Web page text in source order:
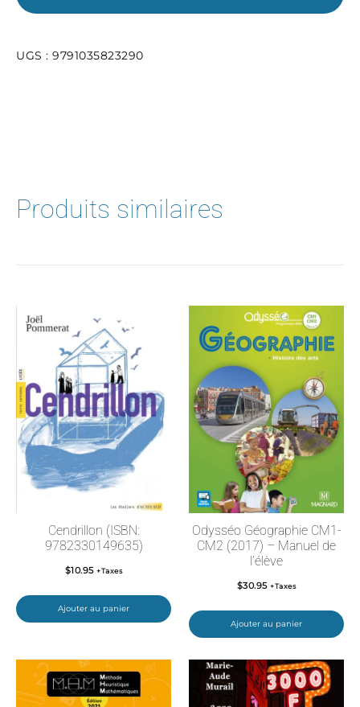
UGS : 9791035823290
Produits similaires
Cendrillon (ISBN:
9782330149635)
$10.95 +Taxes
Ajouter au panier
Odysséo Géographie CM1-
CM2 (2017) – Manuel de
l’élève
$30.95 +Taxes
Ajouter au panier